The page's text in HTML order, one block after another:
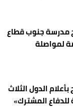
مدرسة جنوب قطاع
لمواصلة
الدول الثلاث
للدفاع المشترك»